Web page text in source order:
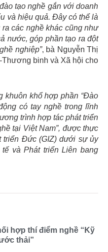
tạo nghề gắn với doanh
và hiệu quả. Đây có thể là
các nghề khác cũng như
nước, góp phần tạo ra đột
nghiệp”, bà Nguyễn Thị
binh và Xã hội cho
khuôn khổ hợp phần “Đào
có tay nghề trong lĩnh
trình hợp tác phát triển
tại Việt Nam”, được thực
triển Đức (GIZ) dưới sự ủy
và Phát triển Liên bang
hợp thí điểm nghề “Kỹ
thải”